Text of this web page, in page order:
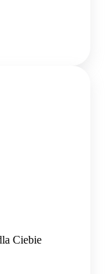
Ciebie